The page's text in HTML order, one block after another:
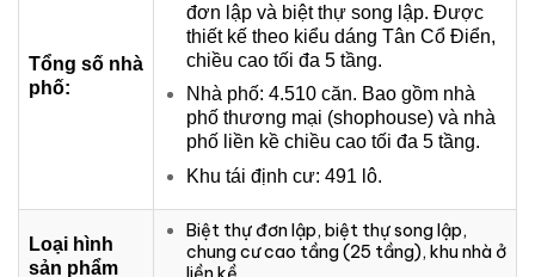
Tổng số nhà
phố:
đơn lập và biệt thự song lập. Được
thiết kế theo kiểu dáng Tân Cổ Điển,
chiều cao tối đa 5 tầng.
Nhà phố: 4.510 căn. Bao gồm nhà
phố thương mại (shophouse) và nhà
phố liền kề chiều cao tối đa 5 tầng.
Khu tái định cư: 491 lô.
Loại hình
sản phẩm
Biệt thự đơn lập, biệt thự song lập,
chung cư cao tầng (25 tầng), khu nhà ở